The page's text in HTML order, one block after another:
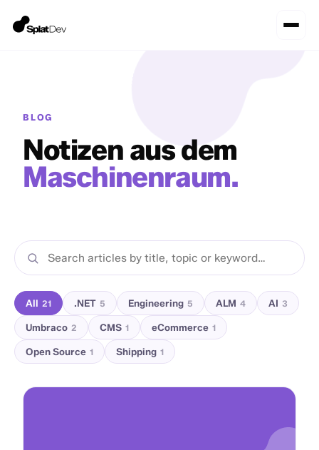
BLOG
Notizen aus dem
Maschinenraum.
All 21 .NET 5 Engineering 5 ALM 4 AI 3
Umbraco 2 CMS 1 eCommerce 1
Open Source 1 Shipping 1